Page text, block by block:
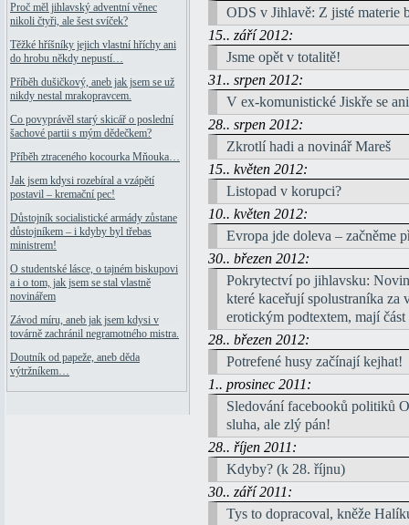
Proč měl jihlavský adventní věnec
nikoli čtyři, ale šest svíček?
Těžké hříšníky jejich vlastní hříchy ani
do hrobu někdy nepustí…
Příběh dušičkový, aneb jak jsem se už
nikdy nestal mrakopravcem.
Co povyprávěl starý skicář o poslední
šachové partii s mým dědečkem?
Příběh ztraceného kocourka Mňouka…
Jak jsem kdysi rozebíral a vzápětí
postavil – kremační pec!
Důstojník socialistické armády zůstane
důstojníkem – i kdyby byl třebas
ministrem!
O studentské lásce, o tajném biskupovi
a i o tom, jak jsem se stal vlastně
novinářem
Závod míru, aneb jak jsem kdysi v
továrně zachránil negramotného mistra.
Doutník od papeže, aneb děda
výtržníkem…
ODS v Jihlavě: Z jisté materie
15.. září 2012:
Jsme opět v totalitě!
31.. srpen 2012:
V ex-komunistické Jiskře se
28.. srpen 2012:
Zkrotlí hadi a novinář Mareš
15.. květen 2012:
Listopad v korupci?
10.. květen 2012:
Evropa jde doleva – začněme
30.. březen 2012:
Pokrytectví po jihlavsku:
které kaceřují spolustraníka za
erotickým podtextem, mají
28.. březen 2012:
Potrefené husy začínají kejhat!
1.. prosinec 2011:
Sledování facebooků politiků
sluha, ale zlý pán!
28.. říjen 2011:
Kdyby? (k 28. říjnu)
30.. září 2011:
Tys to dopracoval, kněže